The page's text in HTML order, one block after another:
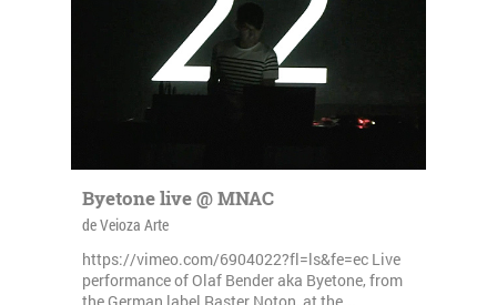
Byetone live @ MNAC
de Veioza Arte
https://vimeo.com/6904022?fl=ls&fe=ec Live
performance of Olaf Bender aka Byetone, from